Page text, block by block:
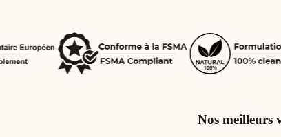
Nos meilleurs